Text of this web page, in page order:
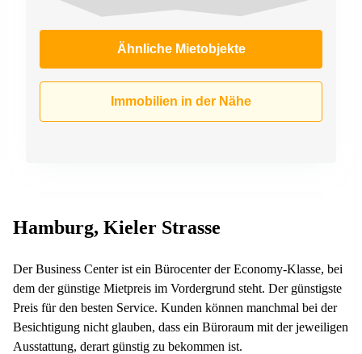
Ähnliche Mietobjekte
Immobilien in der Nähe
Hamburg, Kieler Strasse
Der Business Center ist ein Bürocenter der Economy-Klasse, bei
dem der günstige Mietpreis im Vordergrund steht. Der günstigste
Preis für den besten Service. Kunden können manchmal bei der
Besichtigung nicht glauben, dass ein Büroraum mit der jeweiligen
Ausstattung, derart günstig zu bekommen ist.